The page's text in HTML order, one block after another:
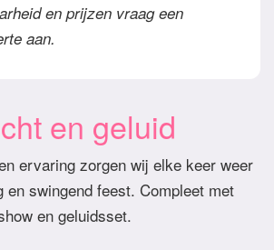
en prijzen vraag een
aan.
en geluid
ervaring zorgen wij elke keer weer
en swingend feest. Compleet met
en geluidsset.